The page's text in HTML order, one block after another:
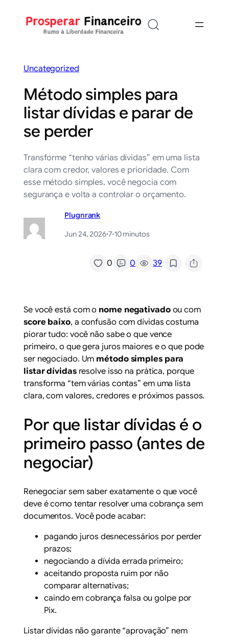
Uncategorized
Método simples para
listar dívidas e parar de
se perder
Transforme “tenho várias dívidas” em uma lista
clara com credor, valores e prioridade. Com
esse método simples, você negocia com
segurança e volta a controlar o orçamento.
Plugnrank
Jun 24, 2026·7-10 minutos
0 0 39/
Se você está com o nome negativadoou com
score baixo, a confusão com dívidas costuma
piorar tudo: você não sabe o que vence
primeiro, o que gera juros maiores e o que pode
ser negociado. Um método simples para
listar dívidasresolve isso na prática, porque
transforma “tem várias contas” em uma lista
clara, com valores, credores e próximos passos.
Por que listar dívidas é o
primeiro passo (antes de
negociar)
Renegociar sem saber exatamente o que você
deve é como tentar resolver uma cobrança sem
documentos. Você pode acabar:
pagando juros desnecessários por perder
prazos;
negociando a dívida errada primeiro;
aceitando proposta ruim por não
comparar alternativas;
caindo em cobrança falsa ou golpe por
Pix.
Listar dívidas não garante “aprovação” nem